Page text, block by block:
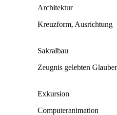
Architektur
Kreuzform, Ausrichtung
Sakralbau
Zeugnis gelebten
Exkursion
Computeranimation